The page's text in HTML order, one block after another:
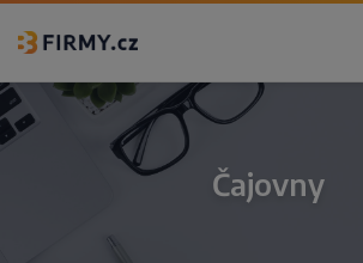
Čajovny